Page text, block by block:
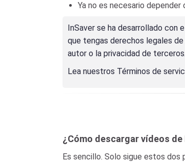
Ya no es necesario
InSaver se ha desarrollado
que tengas derechos legales
autor o la privacidad de terceros.
Lea nuestros Términos de
¿Cómo descargar vídeos
Es sencillo. Solo sigue estos dos